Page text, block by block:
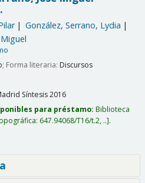
González, Serrano, Lydia
; Forma literaria: Discursos
Síntesis2016
para préstamo: Biblioteca
647.94068/T16/t.2, .. .